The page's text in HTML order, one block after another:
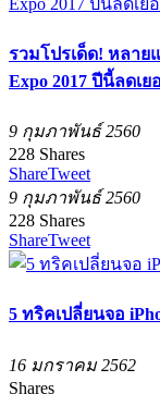
รวมโปรเด็ด! หลาย
Expo 2017 ปีนี้ลดเย
9 กุมภาพันธ์ 2560
228 Shares
ShareTweet
9 กุมภาพันธ์ 2560
228 Shares
ShareTweet
5 ทริคเปลี่ยนจอ
16 มกราคม 2562
Shares